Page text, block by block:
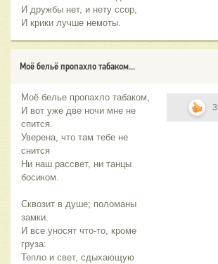
И дружбы нет, и нету ссор,
И крики лучше немоты.
Моё бельё пропахло табаком...
Моё белье пропахло табаком,
И вот уже две ночи мне не
спится.
Уверена, что там тебе не
снится
Ни наш рассвет, ни танцы
босиком.
Сквозит в душе; поломаны
замки.
И все уносят что-то, кроме
груза:
Тепло и свет, сдыхающую